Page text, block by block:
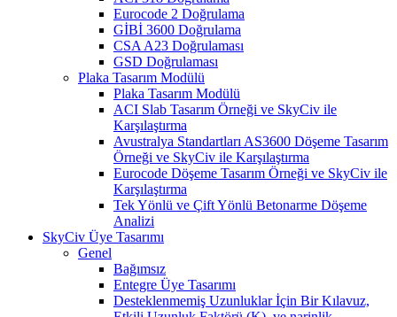
Eurocode 2 Doğrulama
GİBİ 3600 Doğrulama
CSA A23 Doğrulaması
GSD Doğrulaması
Plaka Tasarım Modülü
Plaka Tasarım Modülü
ACI Slab Tasarım Örneği ve SkyCiv ile
Karşılaştırma
Avustralya Standartları AS3600 Döşeme Tasarım
Örneği ve SkyCiv ile Karşılaştırma
Eurocode Döşeme Tasarım Örneği ve SkyCiv ile
Karşılaştırma
Tek Yönlü ve Çift Yönlü Betonarme Döşeme
Analizi
SkyCiv Üye Tasarımı
Genel
Bağımsız
Entegre Üye Tasarımı
Desteklenmemiş Uzunluklar İçin Bir Kılavuz,